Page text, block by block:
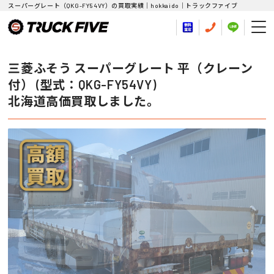
スーパーグレート（QKG-FY54VY）の買取実績｜hokkaido｜トラックファイブ
三菱ふそう スーパーグレート 平（クレーン
付） (型式：QKG-FY54VY)
北海道高価買取しました。